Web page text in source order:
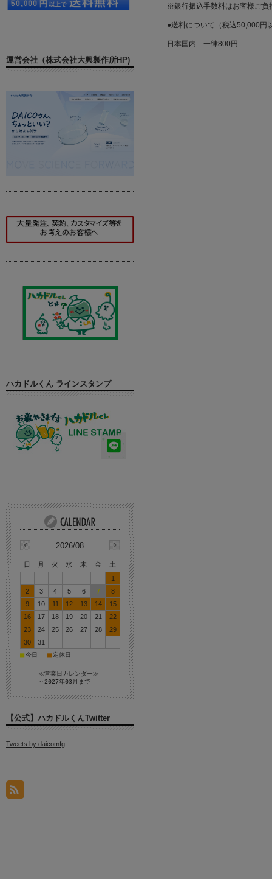
※銀行振込手数料はお客様ご負
●送料について（税込50,000円
日本国内 一律800円
運営会社（株式会社大興製作所HP)
ハカドルくん ラインスタンプ
2026/08
日 月 火 水 木 金
土
1
2
3 4 5 6 7
8
9
10 11 12 13 14
15
16
17 18 19 20 21
22
23
24 25 26 27 28
29
30
31
■今日 ■ 定休日
≪営業日カレンダー≫
～2027年03月まで
【公式】ハカドルくんTwitter
Tweets by daicomfg